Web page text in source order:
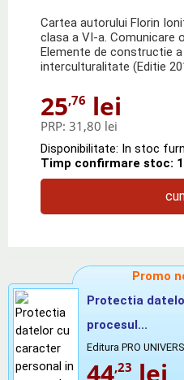
Cartea autorului Florin
clasa a VI-a. Comunicare
Elemente de constructie
interculturalitate (Editie
25,76 lei
PRP: 31,80 lei
Disponibilitate: In stoc
Timp confirmare stoc:
Promo
Protectia
procesul...
Editura PRO
44,23 lei